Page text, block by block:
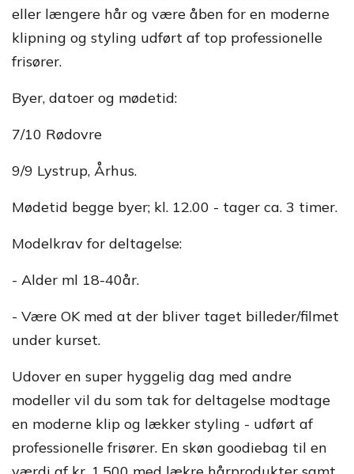
eller længere hår og være åben for en moderne
klipning og styling udført af top professionelle
frisører.
Byer, datoer og mødetid:
7/10 Rødovre
9/9 Lystrup, Århus.
Mødetid begge byer; kl. 12.00 - tager ca. 3 timer.
Modelkrav for deltagelse:
- Alder ml 18-40år.
- Være OK med at der bliver taget billeder/filmet
under kurset.
Udover en super hyggelig dag med andre
modeller vil du som tak for deltagelse modtage
en moderne klip og lækker styling - udført af
professionelle frisører. En skøn goodiebag til en